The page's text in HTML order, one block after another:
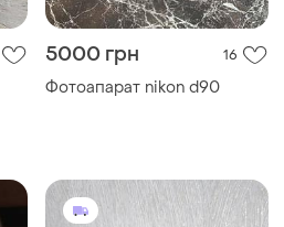
5000 грн 16
Фотоапарат nikon d90